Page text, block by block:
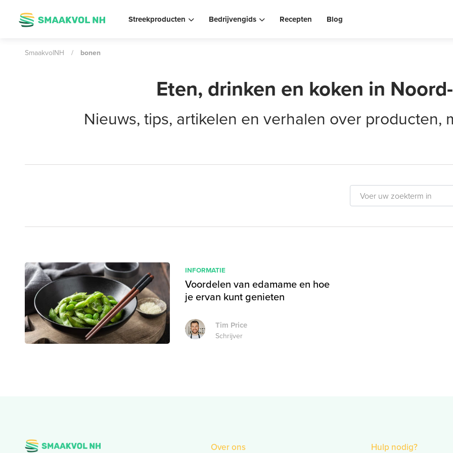
Streekproducten Bedrijvengids Recepten Blog
SmaakvolNH / bonen
Eten, drinken en koken in
Nieuws, tips, artikelen en verhalen over producten,
INFORMATIE
Voordelen van edamame en hoe
je ervan kunt genieten
Tim Price
Schrijver
Over ons Hulp nodig?